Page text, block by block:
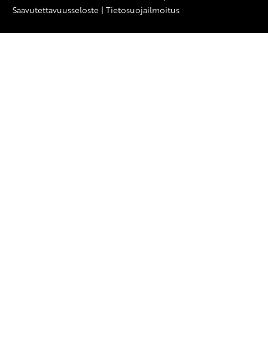
Saavutettavuusseloste | Tietosuojailmoitus